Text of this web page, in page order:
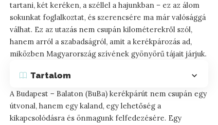
tartani, két keréken, a széllel a hajunkban – ez az álom
sokunkat foglalkoztat, és szerencsére ma már valósággá
válhat. Ez az utazás nem csupán kilométerekről szól,
hanem arról a szabadságról, amit a kerékpározás ad,
miközben Magyarország szívének gyönyörű tájait járjuk.
Tartalom
A Budapest – Balaton (BuBa) kerékpárút nem csupán egy
útvonal, hanem egy kaland, egy lehetőség a
kikapcsolódásra és önmagunk felfedezésére. Egy